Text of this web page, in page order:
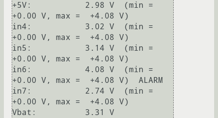
+5V:           2.98 V  (min =
+0.00 V, max =  +4.08 V)
in4:           3.02 V  (min =
+0.00 V, max =  +4.08 V)
in5:           3.14 V  (min =
+0.00 V, max =  +4.08 V)
in6:           4.08 V  (min =
+0.00 V, max =  +4.08 V)  ALARM
in7:           2.74 V  (min =
+0.00 V, max =  +4.08 V)
Vbat:          3.31 V